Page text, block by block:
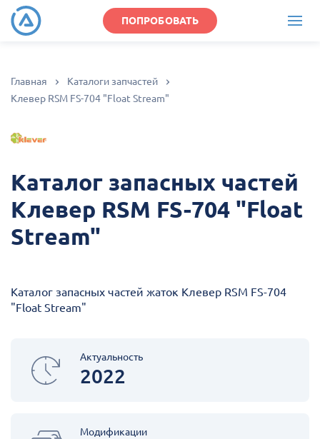
ПОПРОБОВАТЬ
Главная
Каталоги запчастей
Клевер RSM FS-704 "Float Stream"
Каталог запасных частей
Клевер RSM FS-704 "Float
Stream"
Каталог запасных частей жаток Клевер RSM FS-704
"Float Stream"
Актуальность
2022
Модификации